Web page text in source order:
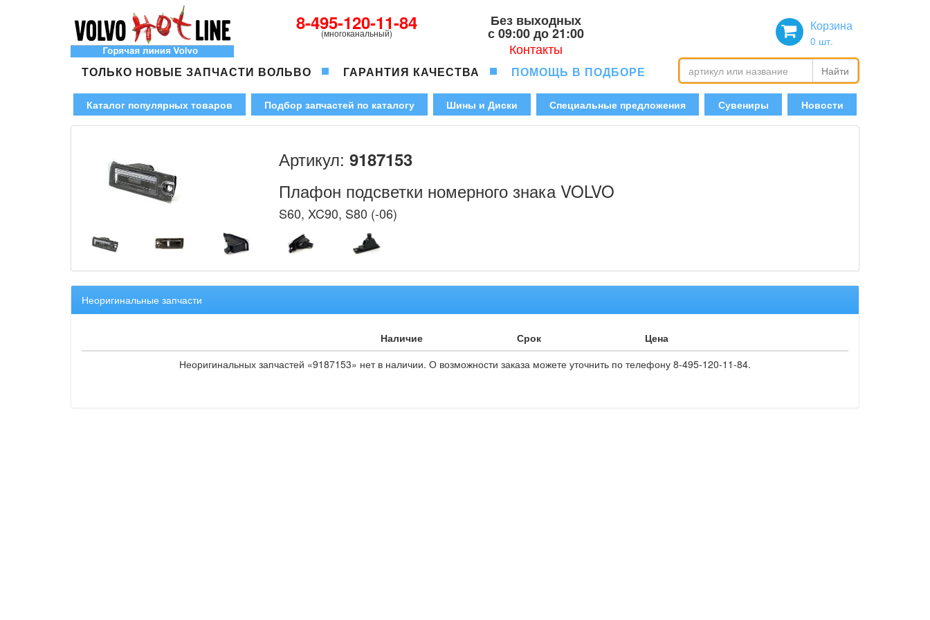
8-495-120-11-84
(многоканальный)
Без выходных
с 09:00 до 21:00
Контакты
Корзина
0 шт.
ТОЛЬКО НОВЫЕ ЗАПЧАСТИ ВОЛЬВО ГАРАНТИЯ КАЧЕСТВА ПОМОЩЬ В ПОДБОРЕ Найти
Каталог популярных товаров Подбор запчастей по каталогу Шины и Диски Специальные предложения Сувениры Новости
Артикул: 9187153
Плафон подсветки номерного знака VOLVO
S60, XC90, S80 (-06)
Неоригинальные запчасти
Наличие Срок
Цена
Неоригинальных запчастей «9187153» нет в наличии. О возможности заказа можете уточнить по телефону 8-495-120-11-84.